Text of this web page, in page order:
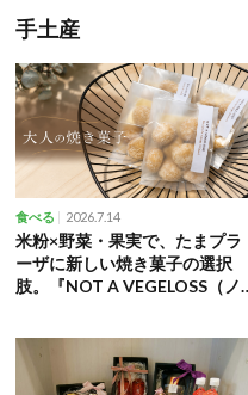
手土産
食べる 2026.7.14
米粉×野菜・果実で、たまプラ
ーザに新しい焼き菓子の選択
肢。『NOT A VEGELOSS（ノ